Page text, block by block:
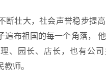
壮大，社会声誉稳步提
遍布祖国的每一个角落，
、园长、店长，也有公
师。